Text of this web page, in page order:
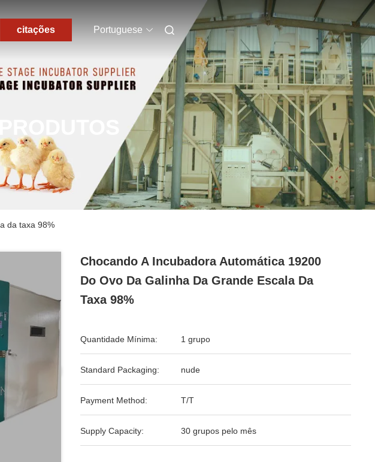
citações Portuguese
da taxa 98%
Chocando A Incubadora Automática 19200
Do Ovo Da Galinha Da Grande Escala Da
Taxa 98%
Quantidade Mínima: 1 grupo
Standard Packaging: nude
Payment Method: T/T
Supply Capacity: 30 grupos pelo mês